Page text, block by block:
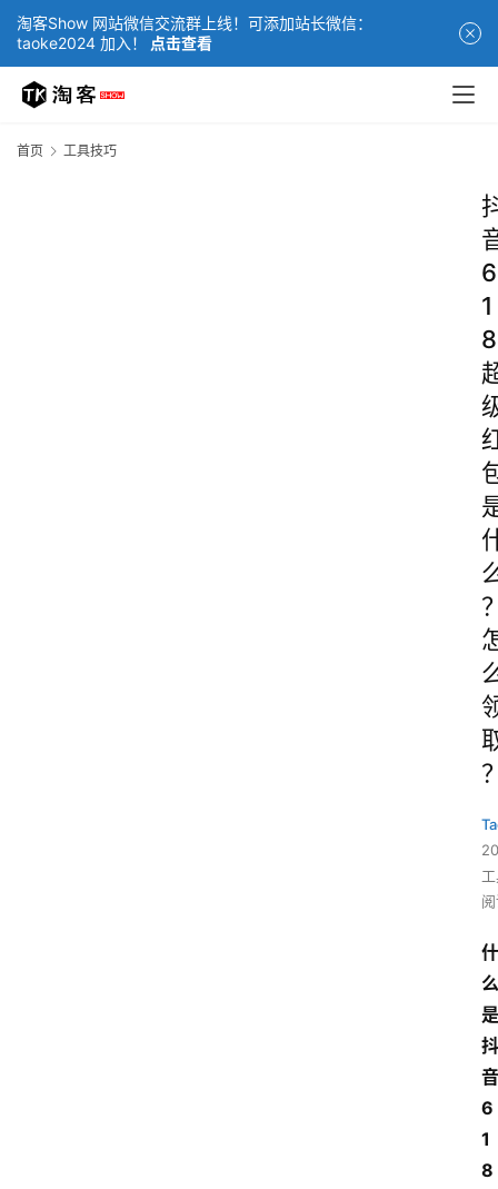
淘客Show 网站微信交流群上线！可添加站长微信：
taoke2024 加入！
点击查看
首页 工具技巧
6
1
8
什
么
是
抖
音
6
1
8